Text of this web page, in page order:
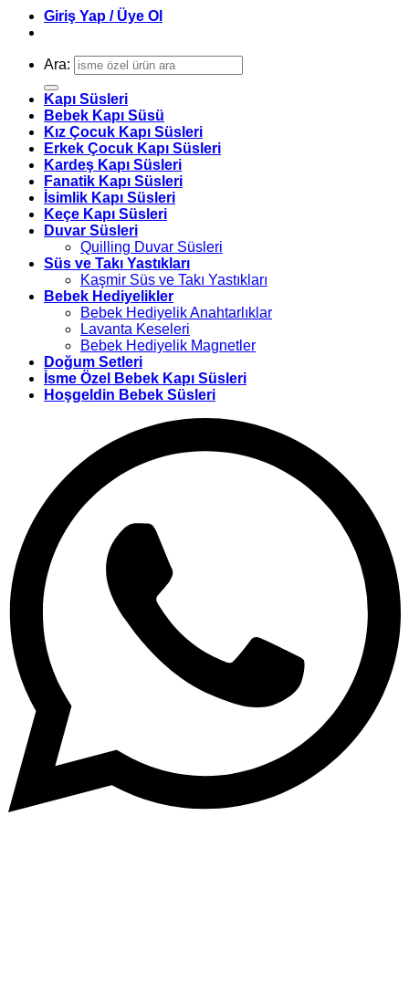
Giriş Yap / Üye Ol
Ara:
Kapı Süsleri
Bebek Kapı Süsü
Kız Çocuk Kapı Süsleri
Erkek Çocuk Kapı Süsleri
Kardeş Kapı Süsleri
Fanatik Kapı Süsleri
İsimlik Kapı Süsleri
Keçe Kapı Süsleri
Duvar Süsleri
Quilling Duvar Süsleri
Süs ve Takı Yastıkları
Kaşmir Süs ve Takı Yastıkları
Bebek Hediyelikler
Bebek Hediyelik Anahtarlıklar
Lavanta Keseleri
Bebek Hediyelik Magnetler
Doğum Setleri
İsme Özel Bebek Kapı Süsleri
Hoşgeldin Bebek Süsleri